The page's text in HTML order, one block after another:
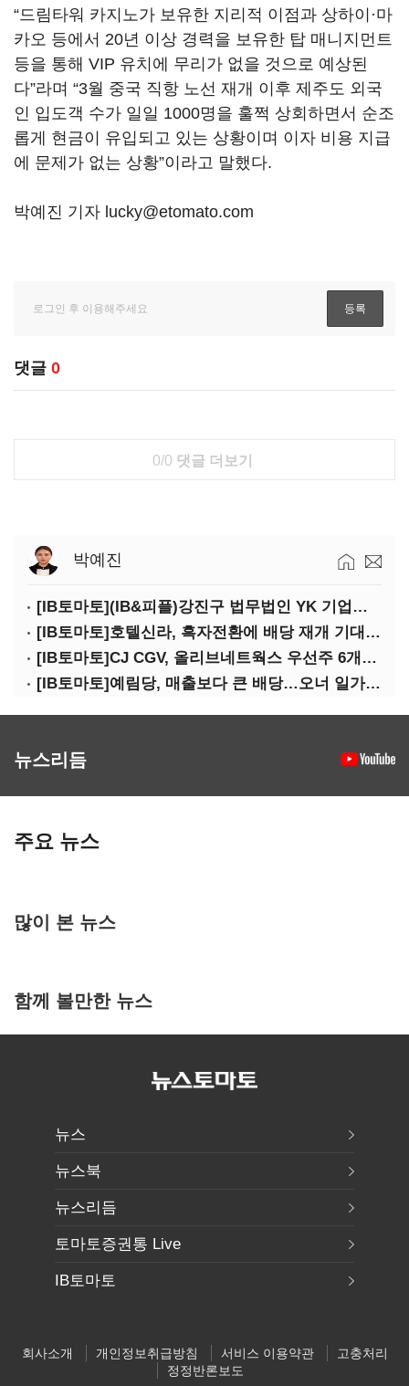
“드림타워 카지노가 보유한 지리적 이점과 상하이·마
카오 등에서 20년 이상 경력을 보유한 탑 매니지먼트
등을 통해 VIP 유치에 무리가 없을 것으로 예상된
다”라며 “3월 중국 직항 노선 재개 이후 제주도 외국
인 입도객 수가 일일 1000명을 훌쩍 상회하면서 순조
롭게 현금이 유입되고 있는 상황이며 이자 비용 지급
에 문제가 없는 상황”이라고 말했다.
박예진 기자 lucky@etomato.com
댓글 0
0/0 댓글 더보기
박예진
[IB토마토](IB&피플)강진구 법무법인 YK 기업거버넌스센터 센터장
[IB토마토]호텔신라, 흑자전환에 배당 재개 기대감…삼성생명도 웃을까
[IB토마토]CJ CGV, 올리브네트웍스 우선주 6개월 만에 상환…왜?
[IB토마토]예림당, 매출보다 큰 배당…오너 일가에 절반 간다
뉴스리듬
주요 뉴스
많이 본 뉴스
함께 볼만한 뉴스
뉴스
뉴스북
뉴스리듬
토마토증권통 Live
IB토마토
회사소개 개인정보취급방침 서비스 이용약관
고충처리
정정반론보도